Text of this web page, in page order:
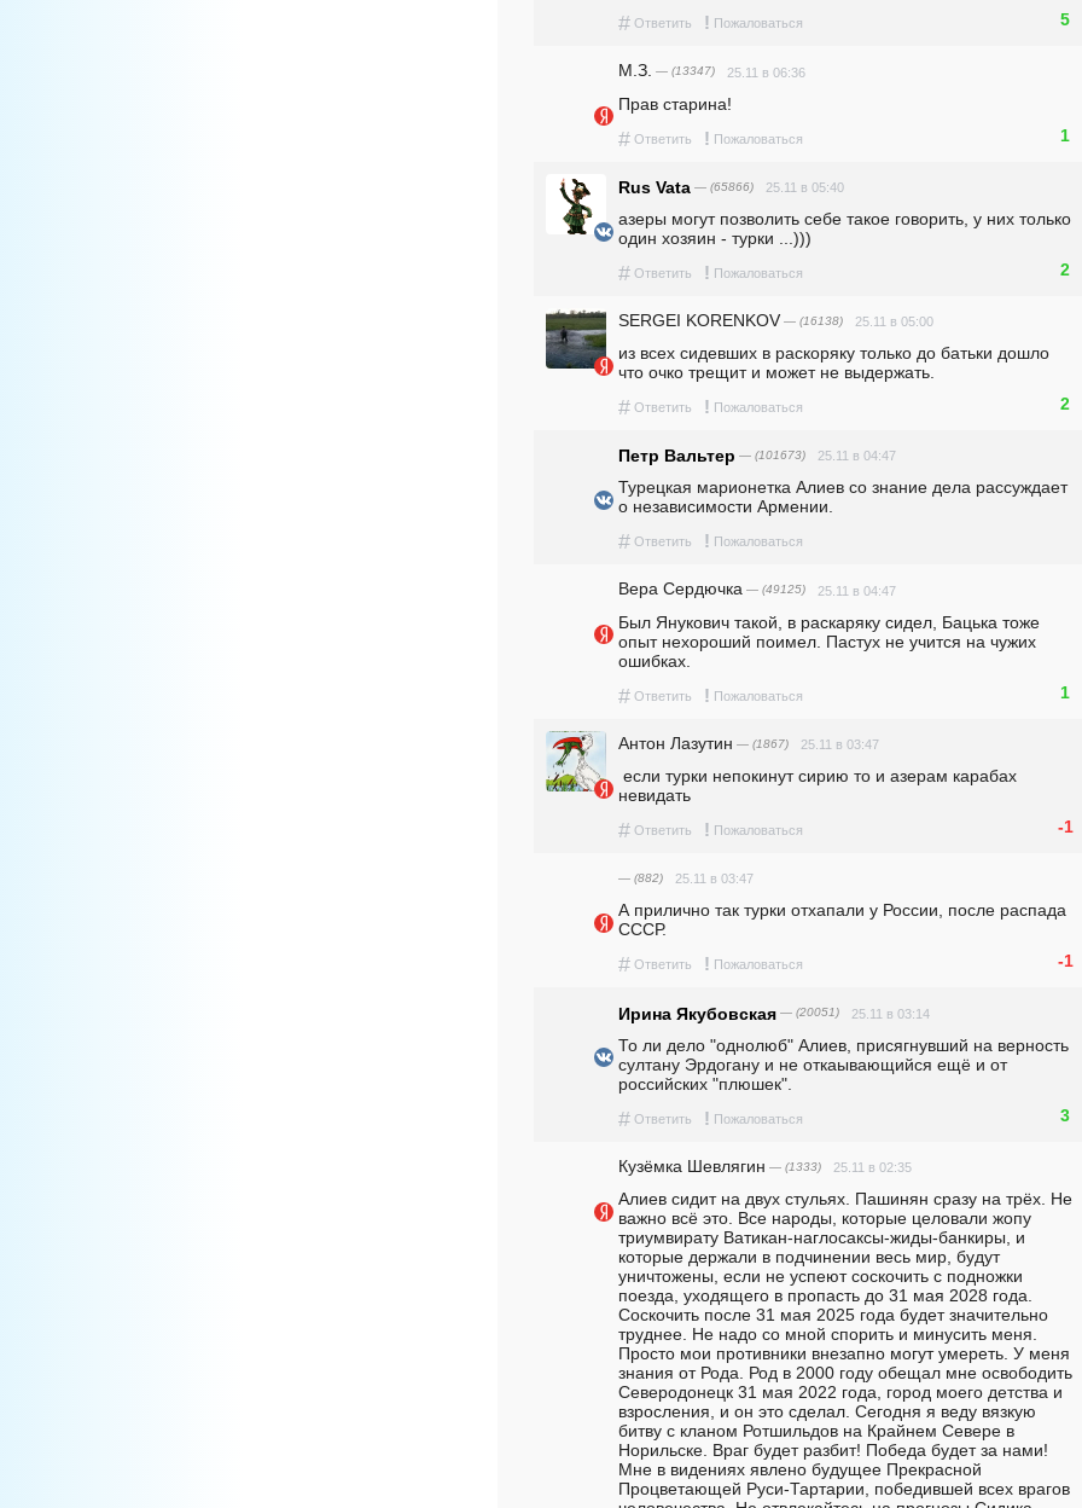
# Ответить ! Пожаловаться 5
М.З. — (13347) 25.11 в 06:36
Прав старина!
# Ответить ! Пожаловаться 1
Rus Vata — (65866) 25.11 в 05:40
азеры могут позволить себе такое говорить, у них только
один хозяин - турки ...)))
# Ответить ! Пожаловаться 2
SERGEI KORENKOV — (16138) 25.11 в 05:00
из всех сидевших в раскоряку только до батьки дошло
что очко трещит и может не выдержать.
# Ответить ! Пожаловаться 2
Петр Вальтер — (101673) 25.11 в 04:47
Турецкая марионетка Алиев со знание дела рассуждает
о независимости Армении.
# Ответить ! Пожаловаться
Вера Сердючка — (49125) 25.11 в 04:47
Был Янукович такой, в раскаряку сидел, Бацька тоже
опыт нехороший поимел. Пастух не учится на чужих
ошибках.
# Ответить ! Пожаловаться 1
Антон Лазутин — (1867) 25.11 в 03:47
невидать
# Ответить ! Пожаловаться -1
— (882) 25.11 в 03:47
А прилично так турки отхапали у России, после распада
СССР.
# Ответить ! Пожаловаться -1
Ирина Якубовская — (20051) 25.11 в 03:14
То ли дело "однолюб" Алиев, присягнувший на верность
султану Эрдогану и не откаывающийся ещё и от
российских "плюшек".
# Ответить ! Пожаловаться 3
Кузёмка Шевлягин — (1333) 25.11 в 02:35
Алиев сидит на двух стульях. Пашинян сразу на трёх. Не
важно всё это. Все народы, которые целовали жопу
триумвирату Ватикан-наглосаксы-жиды-банкиры, и
которые держали в подчинении весь мир, будут
уничтожены, если не успеют соскочить с подножки
поезда, уходящего в пропасть до 31 мая 2028 года.
Соскочить после 31 мая 2025 года будет значительно
труднее. Не надо со мной спорить и минусить меня.
Просто мои противники внезапно могут умереть. У меня
знания от Рода. Род в 2000 году обещал мне освободить
Северодонецк 31 мая 2022 года, город моего детства и
взросления, и он это сделал. Сегодня я веду вязкую
битву с кланом Ротшильдов на Крайнем Севере в
Норильске. Враг будет разбит! Победа будет за нами!
Мне в видениях явлено будущее Прекрасной
Процветающей Руси-Тартарии, победившей всех врагов